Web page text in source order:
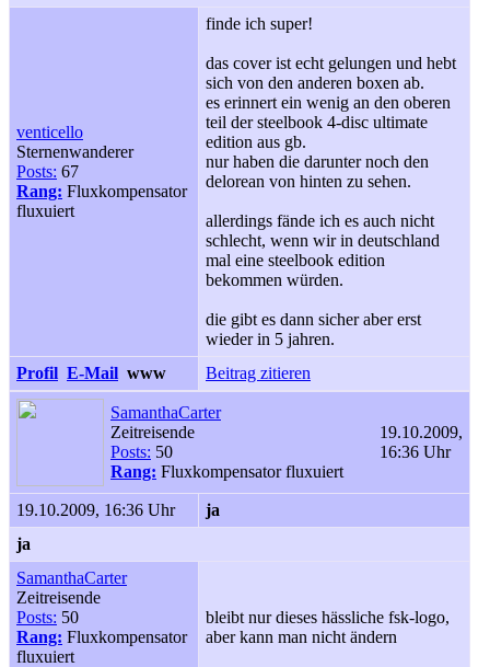
venticello
Sternenwanderer
Posts: 67
Rang: Fluxkompensator
fluxuiert
finde ich super!
das cover ist echt gelungen und hebt
sich von den anderen boxen ab.
es erinnert ein wenig an den oberen
teil der steelbook 4-disc ultimate
edition aus gb.
nur haben die darunter noch den
delorean von hinten zu sehen.
allerdings fände ich es auch nicht
schlecht, wenn wir in deutschland
mal eine steelbook edition
bekommen würden.
die gibt es dann sicher aber erst
wieder in 5 jahren.
Profil E-Mail www Beitrag zitieren
SamanthaCarter
Zeitreisende
Posts: 50
Rang: Fluxkompensator fluxuiert
19.10.2009,
16:36 Uhr
19.10.2009, 16:36 Uhr
ja
ja
SamanthaCarter
Zeitreisende
Posts: 50
Rang: Fluxkompensator
fluxuiert
bleibt nur dieses hässliche fsk-logo,
aber kann man nicht ändern